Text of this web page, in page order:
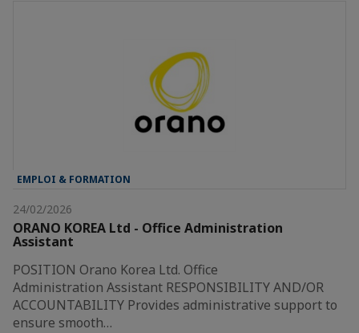
EMPLOI & FORMATION
24/02/2026
ORANO KOREA Ltd - Office Administration
Assistant
POSITION Orano Korea Ltd. Office
Administration Assistant RESPONSIBILITY AND/OR
ACCOUNTABILITY Provides administrative support to
ensure smooth…